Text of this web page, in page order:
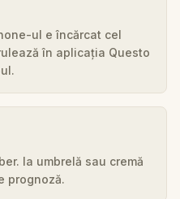
ul e încărcat cel
în aplicația Questo
Ia umbrelă sau cremă
prognoză.